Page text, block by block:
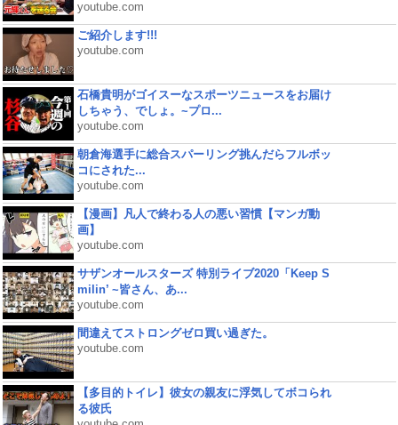
youtube.com
ご紹介します!!!
youtube.com
石橋貴明がゴイスーなスポーツニュースをお届け
しちゃう、でしょ。~プロ...
youtube.com
朝倉海選手に総合スパーリング挑んだらフルボッ
コにされた...
youtube.com
【漫画】凡人で終わる人の悪い習慣【マンガ動
画】
youtube.com
サザンオールスターズ 特別ライブ2020「Keep S
milin’ ~皆さん、あ...
youtube.com
間違えてストロングゼロ買い過ぎた。
youtube.com
【多目的トイレ】彼女の親友に浮気してボコられ
る彼氏